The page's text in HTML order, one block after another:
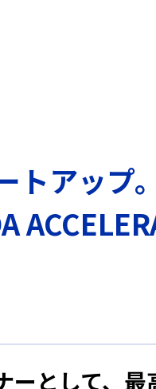
アップ
ーとして、